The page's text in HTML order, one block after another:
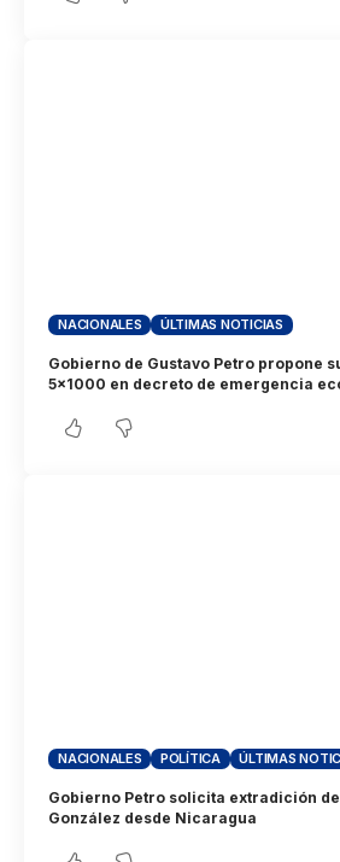
NACIONALES ÚLTIMAS NOTICIAS
Gobierno de Gustavo Petro propone
5×1000 en decreto de emergencia
NACIONALES POLÍTICA ÚLTIMAS
Gobierno Petro solicita extradición
González desde Nicaragua